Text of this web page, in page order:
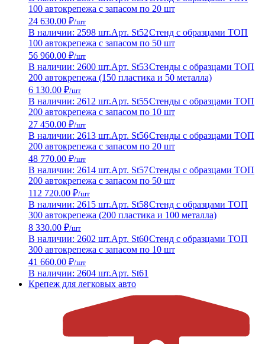
100 автокрепежа с запасом по 20 шт
24 630.00 ₽/шт
В наличии: 2598 шт.Арт. St52Стенд с образцами ТОП
100 автокрепежа с запасом по 50 шт
56 960.00 ₽/шт
В наличии: 2600 шт.Арт. St53Стенды с образцами ТОП
200 автокрепежа (150 пластика и 50 металла)
6 130.00 ₽/шт
В наличии: 2612 шт.Арт. St55Стенды с образцами ТОП
200 автокрепежа с запасом по 10 шт
27 450.00 ₽/шт
В наличии: 2613 шт.Арт. St56Стенды с образцами ТОП
200 автокрепежа с запасом по 20 шт
48 770.00 ₽/шт
В наличии: 2614 шт.Арт. St57Стенды с образцами ТОП
200 автокрепежа с запасом по 50 шт
112 720.00 ₽/шт
В наличии: 2615 шт.Арт. St58Стенд с образцами ТОП
300 автокрепежа (200 пластика и 100 металла)
8 330.00 ₽/шт
В наличии: 2602 шт.Арт. St60Стенд с образцами ТОП
300 автокрепежа с запасом по 10 шт
41 660.00 ₽/шт
В наличии: 2604 шт.Арт. St61
Крепеж для легковых авто